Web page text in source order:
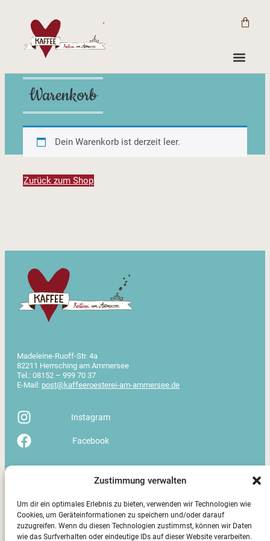
Zustimmung verwalten
Um dir ein optimales Erlebnis zu bieten, verwenden wir Technologien wie
Cookies, um Geräteinformationen zu speichern und/oder darauf
zuzugreifen. Wenn du diesen Technologien zustimmst, können wir Daten
wie das Surfverhalten oder eindeutige IDs auf dieser Website verarbeiten.
Warenkorb
Dein Warenkorb ist derzeit leer.
Zurück zum Shop
Madeleine-Ruoff-Str. 4a
82211 Herrsching am Ammersee
Tel.: 08152 – 999 70 37
E-Mail: post@kaffeeroesterei-am-ammersee.de
Mittwoch – Freitag: 14:30 – 17:00 Uhr
Sonntag – Montag: geschlossen